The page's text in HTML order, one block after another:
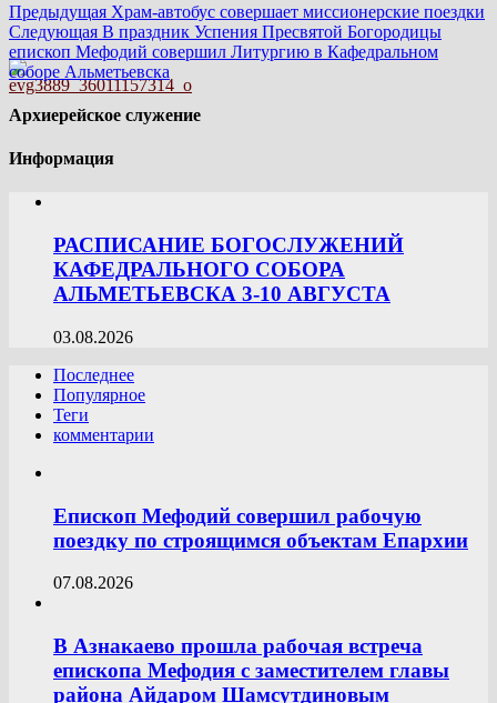
Предыдущая Храм-автобус совершает миссионерские поездки
Следующая В праздник Успения Пресвятой Богородицы
епископ Мефодий совершил Литургию в Кафедральном
соборе Альметьевска
Архиерейское служение
Информация
РАСПИСАНИЕ БОГОСЛУЖЕНИЙ
КАФЕДРАЛЬНОГО СОБОРА
АЛЬМЕТЬЕВСКА 3-10 АВГУСТА
03.08.2026
Последнее
Популярное
Теги
комментарии
Епископ Мефодий совершил рабочую
поездку по строящимся объектам Епархии
07.08.2026
В Азнакаево прошла рабочая встреча
епископа Мефодия с заместителем главы
района Айдаром Шамсутдиновым